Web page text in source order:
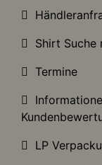
Shirt Suche
Termine
LP